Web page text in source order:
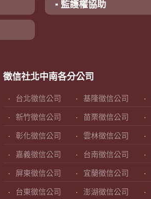
▪ 監護權協助
徵信社北中南各分公司
台北徵信公司 基隆徵信公司
新竹徵信公司 苗栗徵信公司
彰化徵信公司 雲林徵信公司
嘉義徵信公司 台南徵信公司
屏東徵信公司 宜蘭徵信公司
台東徵信公司 澎湖徵信公司